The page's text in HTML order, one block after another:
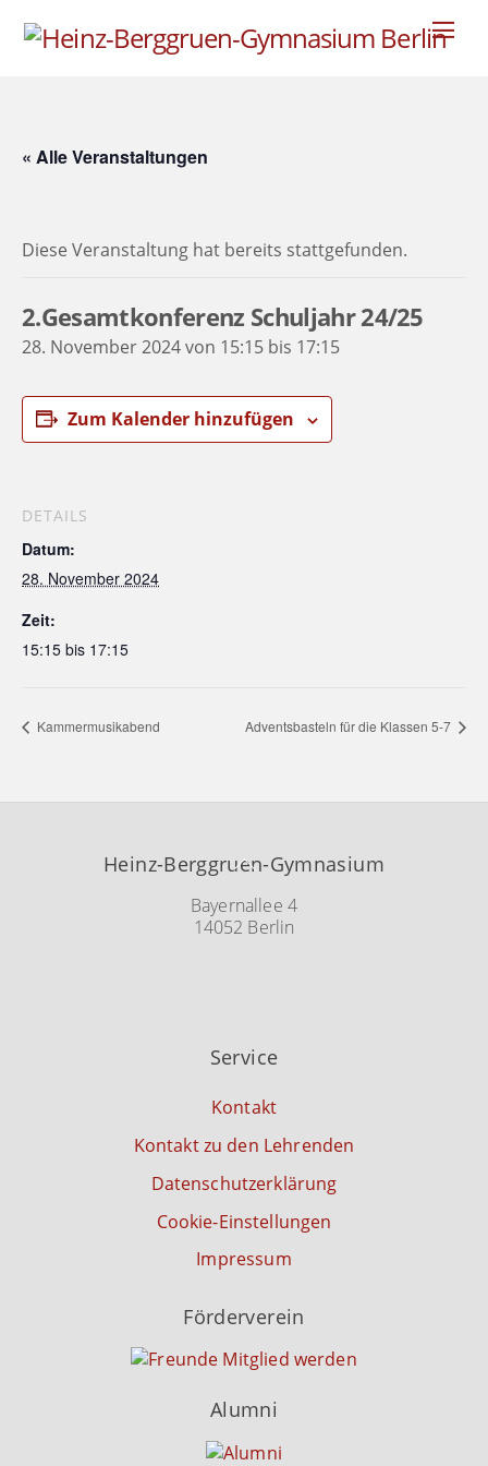
« Alle Veranstaltungen
Diese Veranstaltung hat bereits stattgefunden.
2.Gesamtkonferenz Schuljahr 24/25
28. November 2024 von 15:15 bis 17:15
Zum Kalender hinzufügen
DETAILS
Datum:
28. November 2024
Zeit:
15:15 bis 17:15
Kammermusikabend Adventsbasteln für die Klassen 5-7
Back
Top
Heinz-Berggruen-Gymnasium
Bayernallee 4
14052 Berlin
Service
Kontakt
Kontakt zu den Lehrenden
Datenschutzerklärung
Cookie-Einstellungen
Impressum
Förderverein
Alumni